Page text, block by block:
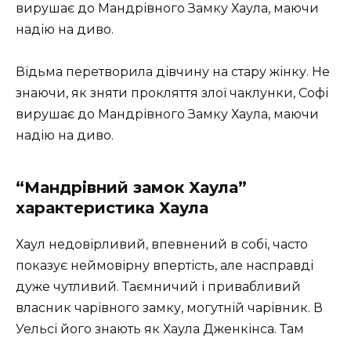
вирушає до Мандрівного Замку Хаула, маючи
надію на диво.
Відьма перетворила дівчину на стару жінку. Не
знаючи, як зняти прокляття злої чаклунки, Софі
вирушає до Мандрівного Замку Хаула, маючи
надію на диво.
“Мандрівний замок Хаула”
характеристика Хаула
Хаул недовірливий, впевнений в собі, часто
показує неймовірну впертість, але насправді
дуже чутливий. Таємничий і привабливий
власник чарівного замку, могутній чарівник. В
Уельсі його знають як Хаула Дженкінса. Там